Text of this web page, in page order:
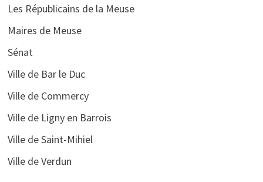
Les Républicains de la Meuse
Maires de Meuse
Sénat
Ville de Bar le Duc
Ville de Commercy
Ville de Ligny en Barrois
Ville de Saint-Mihiel
Ville de Verdun